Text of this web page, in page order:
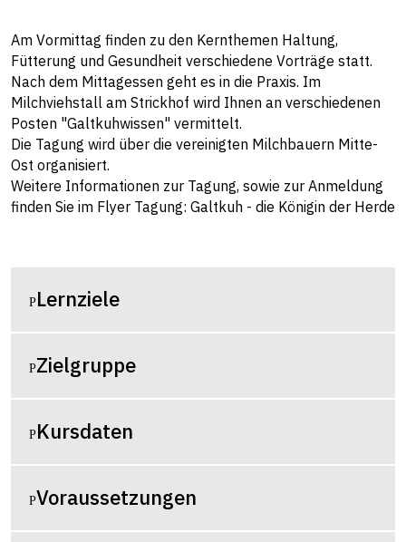
Am Vormittag finden zu den Kernthemen Haltung,
Fütterung und Gesundheit verschiedene Vorträge statt.
Nach dem Mittagessen geht es in die Praxis. Im
Milchviehstall am Strickhof wird Ihnen an verschiedenen
Posten "Galtkuhwissen" vermittelt.
Die Tagung wird über die vereinigten Milchbauern Mitte-
Ost organisiert.
Weitere Informationen zur Tagung, sowie zur Anmeldung
finden Sie im Flyer Tagung: Galtkuh - die Königin der Herde
Lernziele
Zielgruppe
Kursdaten
Voraussetzungen